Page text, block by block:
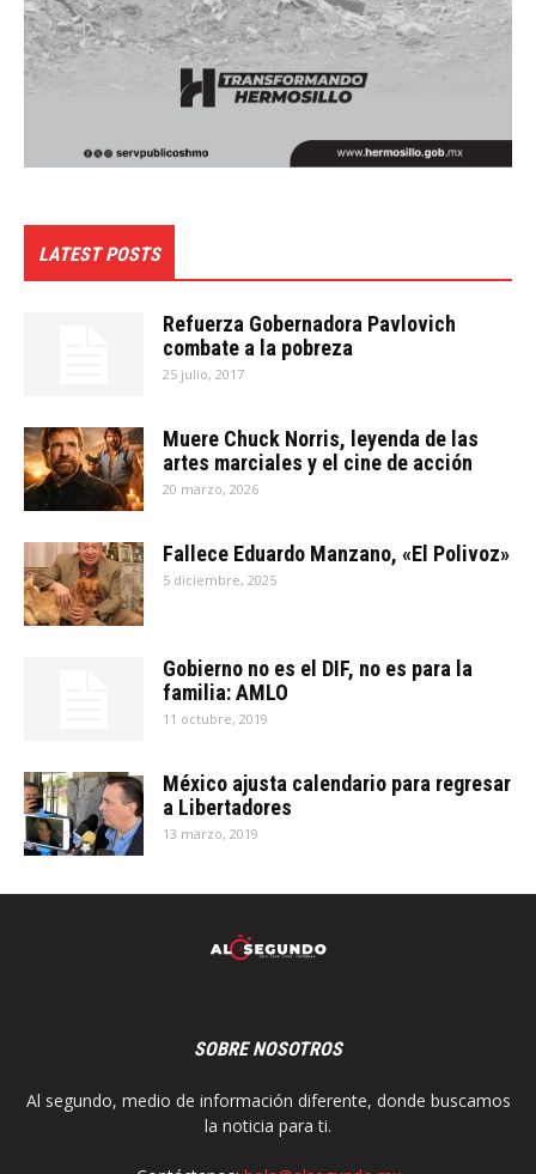
LATEST POSTS
Refuerza Gobernadora Pavlovich
combate a la pobreza
25 julio, 2017
Muere Chuck Norris, leyenda de las
artes marciales y el cine de acción
20 marzo, 2026
Fallece Eduardo Manzano, «El Polivoz»
5 diciembre, 2025
Gobierno no es el DIF, no es para la
familia: AMLO
11 octubre, 2019
México ajusta calendario para regresar
a Libertadores
13 marzo, 2019
SOBRE NOSOTROS
Al segundo, medio de información diferente, donde buscamos
la noticia para ti.